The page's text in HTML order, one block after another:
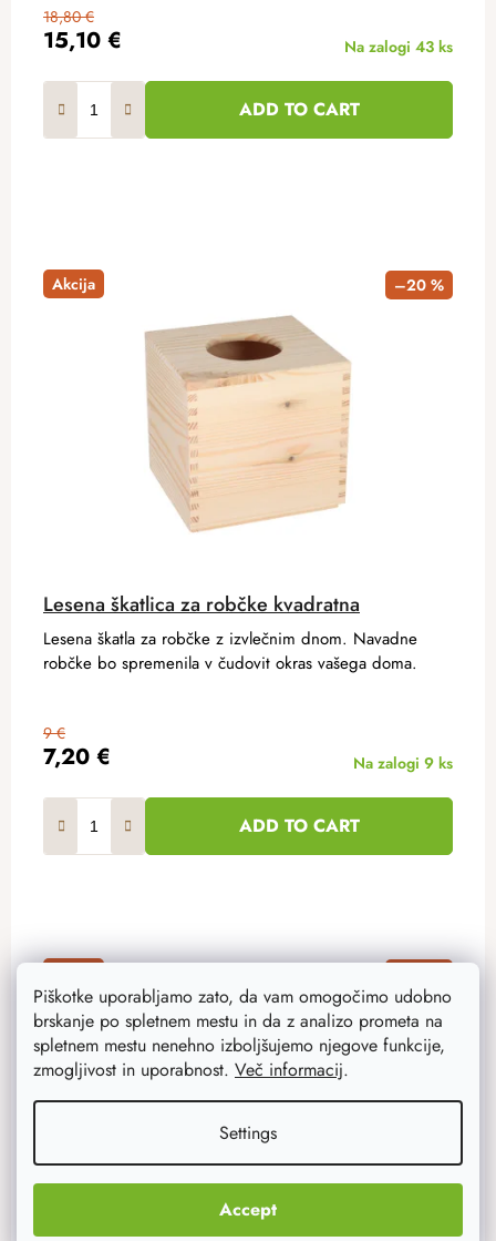
Piškotke uporabljamo zato, da vam omogočimo udobno
brskanje po spletnem mestu in da z analizo prometa na
spletnem mestu nenehno izboljšujemo njegove funkcije,
zmogljivost in uporabnost. Več informacij.
Settings
Accept
15,10 €
18,80 €
Na zalogi 43 ks
ADD TO CART
Akcija –20 %
Lesena škatlica za robčke kvadratna
7,20 €
9 €
Na zalogi 9 ks
ADD TO CART
Lesena škatla za robčke z izvlečnim dnom. Navadne
robčke bo spremenila v čudovit okras vašega doma.